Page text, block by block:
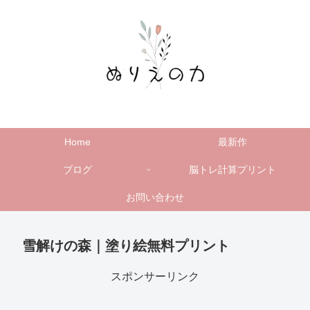
Home 最新作
ブログ 脳トレ計算プリント
お問い合わせ
雪解けの森｜塗り絵無料プリント
スポンサーリンク